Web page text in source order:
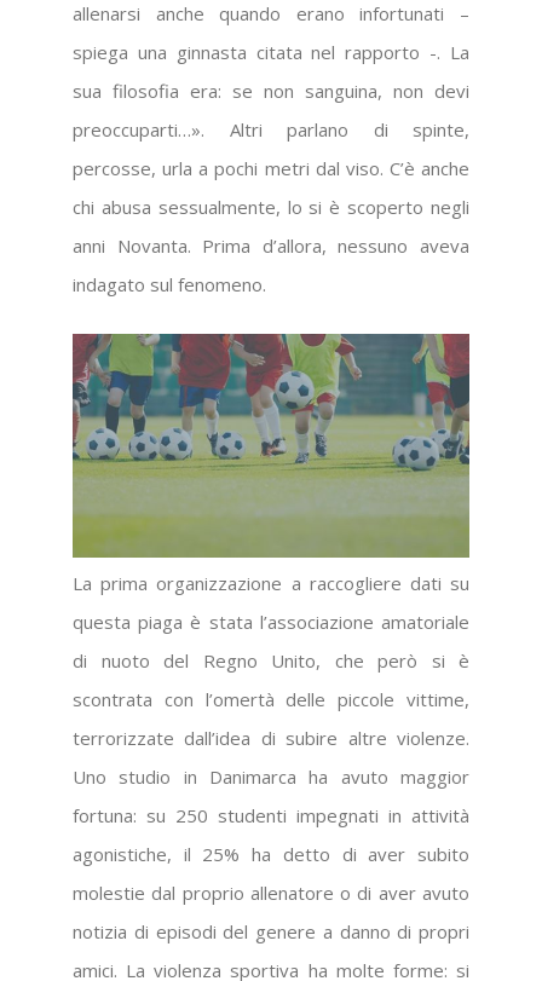
allenarsi anche quando erano infortunati –
spiega una ginnasta citata nel rapporto -. La
sua filosofia era: se non sanguina, non devi
preoccuparti…». Altri parlano di spinte,
percosse, urla a pochi metri dal viso. C’è anche
chi abusa sessualmente, lo si è scoperto negli
anni Novanta. Prima d’allora, nessuno aveva
indagato sul fenomeno.
La prima organizzazione a raccogliere dati su
questa piaga è stata l’associazione amatoriale
di nuoto del Regno Unito, che però si è
scontrata con l’omertà delle piccole vittime,
terrorizzate dall’idea di subire altre violenze.
Uno studio in Danimarca ha avuto maggior
fortuna: su 250 studenti impegnati in attività
agonistiche, il 25% ha detto di aver subito
molestie dal proprio allenatore o di aver avuto
notizia di episodi del genere a danno di propri
amici. La violenza sportiva ha molte forme: si